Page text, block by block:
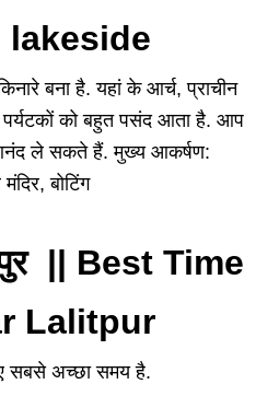
बना है. यहां के आर्च, प्राचीन
को बहुत पसंद आता है. आप
आनंद ले सकते हैं. मुख्य आकर्षण:
बोटिंग
|| Best Time
Lalitpur
सबसे अच्छा समय है.